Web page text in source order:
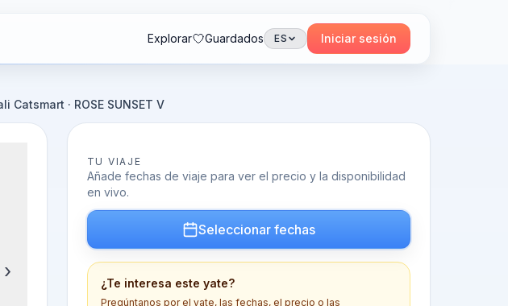
Explorar Guardados ES Iniciar sesión
Catsmart · ROSE SUNSET V
›
TU VIAJE
Añade fechas de viaje para ver el precio y la disponibilidad
en vivo.
Seleccionar fechas
¿Te interesa este yate?
Pregúntanos por el yate, las fechas, el precio o las